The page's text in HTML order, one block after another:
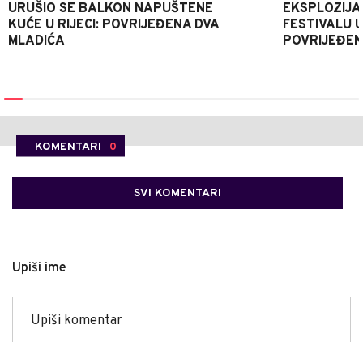
URUŠIO SE BALKON NAPUŠTENE
KUĆE U RIJECI: POVRIJEĐENA DVA
MLADIĆA
FESTIVALU
KOMENTARI 0
SVI KOMENTARI
Upiši ime